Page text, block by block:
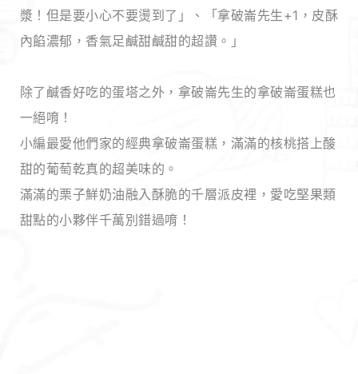
漿！但是要小心不要燙到了」、「拿破崙先生+1，皮酥
內餡濃郁，香氣足鹹甜鹹甜的超讚。」
除了鹹香好吃的蛋塔之外，拿破崙先生的拿破崙蛋糕也
一絕唷！
小編最愛他們家的經典拿破崙蛋糕，滿滿的核桃搭上酸
甜的葡萄乾真的超美味的。
滿滿的栗子鮮奶油融入酥脆的千層派皮裡，愛吃堅果類
甜點的小夥伴千萬別錯過唷！